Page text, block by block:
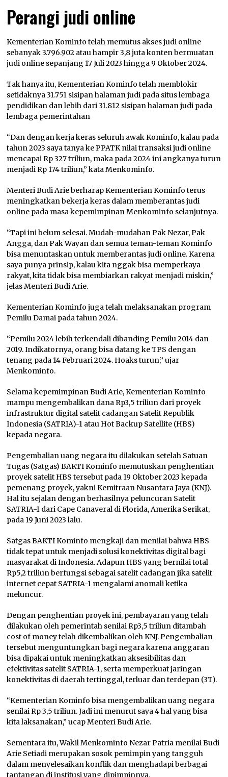
Perangi judi online
Kementerian Kominfo telah memutus akses judi online
sebanyak 3.796.902 atau hampir 3,8 juta konten bermuatan
judi online sepanjang 17 Juli 2023 hingga 9 Oktober 2024.
Tak hanya itu, Kementerian Kominfo telah memblokir
setidaknya 31.751 sisipan halaman judi pada situs lembaga
pendidikan dan lebih dari 31.812 sisipan halaman judi pada
lembaga pemerintahan
“Dan dengan kerja keras seluruh awak Kominfo, kalau pada
tahun 2023 saya tanya ke PPATK nilai transaksi judi online
mencapai Rp 327 triliun, maka pada 2024 ini angkanya turun
menjadi Rp 174 triliun,” kata Menkominfo.
Menteri Budi Arie berharap Kementerian Kominfo terus
meningkatkan bekerja keras dalam memberantas judi
online pada masa kepemimpinan Menkominfo selanjutnya.
“Tapi ini belum selesai. Mudah-mudahan Pak Nezar, Pak
Angga, dan Pak Wayan dan semua teman-teman Kominfo
bisa menuntaskan untuk memberantas judi online. Karena
saya punya prinsip, kalau kita nggak bisa memperkaya
rakyat, kita tidak bisa membiarkan rakyat menjadi miskin,”
jelas Menteri Budi Arie.
Kementerian Kominfo juga telah melaksanakan program
Pemilu Damai pada tahun 2024.
“Pemilu 2024 lebih terkendali dibanding Pemilu 2014 dan
2019. Indikatornya, orang bisa datang ke TPS dengan
tenang pada 14 Februari 2024. Hoaks turun,” ujar
Menkominfo.
Selama kepemimpinan Budi Arie, Kementerian Kominfo
mampu mengembalikan dana Rp3,5 triliun dari proyek
infrastruktur digital satelit cadangan Satelit Republik
Indonesia (SATRIA)-1 atau Hot Backup Satellite (HBS)
kepada negara.
Pengembalian uang negara itu dilakukan setelah Satuan
Tugas (Satgas) BAKTI Kominfo memutuskan penghentian
proyek satelit HBS tersebut pada 19 Oktober 2023 kepada
pemenang proyek, yakni Kemitraan Nusantara Jaya (KNJ).
Hal itu sejalan dengan berhasilnya peluncuran Satelit
SATRIA-1 dari Cape Canaveral di Florida, Amerika Serikat,
pada 19 Juni 2023 lalu.
Satgas BAKTI Kominfo mengkaji dan menilai bahwa HBS
tidak tepat untuk menjadi solusi konektivitas digital bagi
masyarakat di Indonesia. Adapun HBS yang bernilai total
Rp5,2 triliun berfungsi sebagai satelit cadangan jika satelit
internet cepat SATRIA-1 mengalami anomali ketika
meluncur.
Dengan penghentian proyek ini, pembayaran yang telah
dilakukan oleh pemerintah senilai Rp3,5 triliun ditambah
cost of money telah dikembalikan oleh KNJ. Pengembalian
tersebut menguntungkan bagi negara karena anggaran
bisa dipakai untuk meningkatkan aksesibilitas dan
efektivitas satelit SATRIA-1, serta memperkuat jaringan
konektivitas di daerah tertinggal, terluar dan terdepan (3T).
“Kementerian Kominfo bisa mengembalikan uang negara
senilai Rp 3,5 triliun. Jadi ini menurut saya 4 hal yang bisa
kita laksanakan,” ucap Menteri Budi Arie.
Sementara itu, Wakil Menkominfo Nezar Patria menilai Budi
Arie Setiadi merupakan sosok pemimpin yang tangguh
dalam menyelesaikan konflik dan menghadapi berbagai
tantangan di institusi yang dipimpinnya.